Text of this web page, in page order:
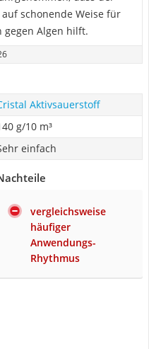
schonende Weise für
gegen Algen hilft.
Aktivsauerstoff
g/10 m³
einfach
vergleichsweise
häufiger
Anwendungs-
Rhythmus